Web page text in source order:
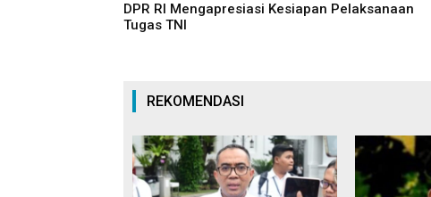
DPR RI Mengapresiasi Kesiapan Pelaksanaan
Tugas TNI
REKOMENDASI